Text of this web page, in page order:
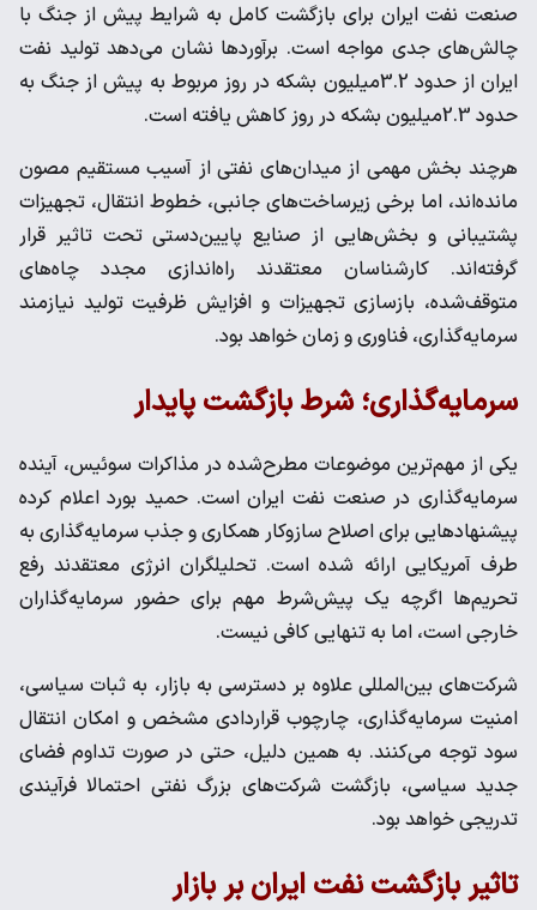
صنعت نفت ایران برای بازگشت کامل به شرایط پیش از جنگ با
چالش‌های جدی مواجه است. برآوردها نشان می‌دهد تولید نفت
ایران از حدود 3.2‌میلیون بشکه در روز مربوط به پیش از جنگ به
حدود 2.3‌میلیون بشکه در روز کاهش یافته است.
هرچند بخش مهمی از میدان‌های نفتی از آسیب مستقیم مصون
مانده‌اند، اما برخی زیرساخت‌های جانبی، خطوط انتقال، تجهیزات
پشتیبانی و بخش‌هایی از صنایع پایین‌دستی تحت تاثیر قرار
گرفته‌اند. کارشناسان معتقدند راه‌اندازی مجدد چاه‌های
متوقف‌شده، بازسازی تجهیزات و افزایش ظرفیت تولید نیازمند
سرمایه‌گذاری، فناوری و زمان خواهد بود.
سرمایه‌گذاری؛ شرط بازگشت پایدار
یکی از مهم‌ترین موضوعات مطرح‌شده در مذاکرات سوئیس، آینده
سرمایه‌گذاری در صنعت نفت ایران است. حمید بورد اعلام کرده
پیشنهادهایی برای اصلاح سازوکار همکاری و جذب سرمایه‌گذاری به
طرف آمریکایی ارائه شده است. تحلیلگران انرژی معتقدند رفع
تحریم‌ها اگرچه یک پیش‌شرط مهم برای حضور سرمایه‌گذاران
خارجی است، اما به تنهایی کافی نیست.
شرکت‌های بین‌المللی علاوه بر دسترسی به بازار، به ثبات سیاسی،
امنیت سرمایه‌گذاری، چارچوب قراردادی مشخص و امکان انتقال
سود توجه می‌کنند. به همین دلیل، حتی در صورت تداوم فضای
جدید سیاسی، بازگشت شرکت‌های بزرگ نفتی احتمالا فرآیندی
تدریجی خواهد بود.
تاثیر بازگشت نفت ایران بر بازار